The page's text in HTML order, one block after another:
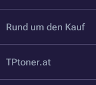
Rund um den Kauf
TPtoner.at